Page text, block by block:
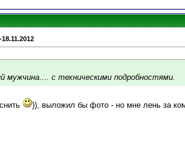
мужчина.... с техническими подробностями.
)), выложил бы фото - но мне лень за